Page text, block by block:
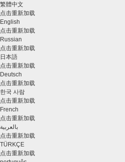
繁體中文
点击重新加载
English
点击重新加载
Russian
点击重新加载
日本語
点击重新加载
Deutsch
点击重新加载
한국 사람
点击重新加载
French
点击重新加载
بالعربية
点击重新加载
TÜRKÇE
点击重新加载